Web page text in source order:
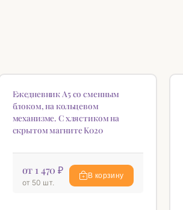
Ежедневник А5 со сменным
блоком, на кольцевом
механизме. С хлястиком на
скрытом магните K020
от 1 470 ₽
от 50 шт.
В корзину